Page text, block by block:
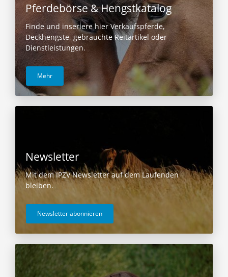
Pferdebörse & Hengstkatalog
Finde und inseriere hier Verkaufspferde,
Deckhengste, gebrauchte Reitartikel oder
Dienstleistungen.
Mehr
Newsletter
Mit dem IPZV Newsletter auf dem Laufenden
bleiben.
Newsletter abonnieren